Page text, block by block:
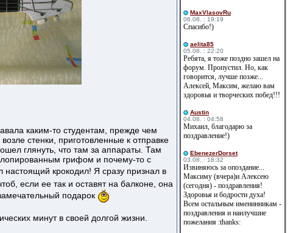
каким-то студентам, прежде чем
стенки, приготовленные к отправке
глянуть, что там за аппараты. Там
грифом и почему-то с
крокодил! Я сразу признал в
если ее так и оставят на балконе, она
подарок
минут в своей долгой жизни.
MaxVlasovRu
06.08. : 19:19
Спасибо!)
aelita85
05.08. : 22:20
Ребята, я тоже поздно зашел на
форум. Пропустил. Но, как
говорится, лучше позже...
Алексей, Максим, желаю вам
здоровья и творческих побед!!!
Austin
04.08. : 04:58
Михаил, благодарю за
поздравление!)
EbenezerDorset
03.08. : 18:32
Извиняюсь за опоздание...
Максиму (вчера)и Алексею
(сегодня) - поздравления!
Здоровья и бодрости духа!
Всем остальным именинникам -
поздравления и наилучшие
пожелания :thanks: